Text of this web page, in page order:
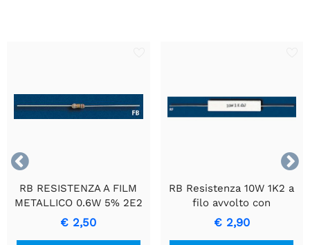


RB RESISTENZA A FILM
METALLICO 0.6W 5% 2E2
- Resistenza di Precisione
Durevole
€ 2,50
RB Resistenza 10W 1K2 a
filo avvolto con
rivestimento in ceramica
€ 2,90